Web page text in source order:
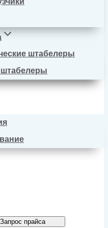
штабелеры
Запрос прайса